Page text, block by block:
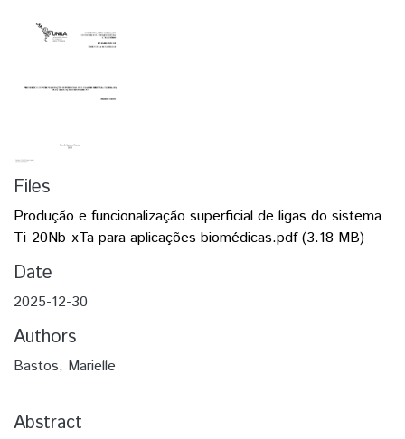
Files
Produção e funcionalização superficial de ligas do sistema
Ti-20Nb-xTa para aplicações biomédicas.pdf(3.18 MB)
Date
2025-12-30
Authors
Bastos, Marielle
Abstract